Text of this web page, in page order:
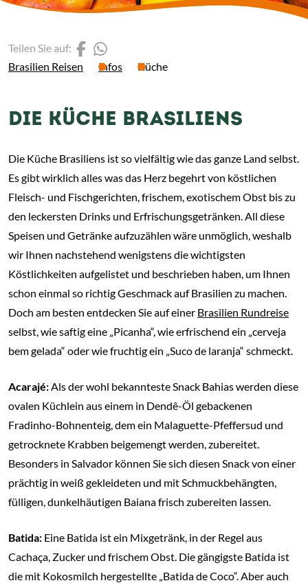
Brasilien Reisen Infos Küche
Teilen Sie auf: (Link öffnet einen neuen
DIE KÜCHE BRASILIENS
Die Küche Brasiliens ist so vielfältig wie das ganze Land selbst.
Es gibt wirklich alles was das Herz begehrt von köstlichen
Fleisch- und Fischgerichten, frischem, exotischem Obst bis zu
den leckersten Drinks und Erfrischungsgetränken. All diese
Speisen und Getränke aufzuzählen wäre unmöglich, weshalb
wir Ihnen nachstehend wenigstens die wichtigsten
Köstlichkeiten aufgelistet und beschrieben haben, um Ihnen
schon einmal so richtig Geschmack auf Brasilien zu machen.
Doch am besten entdecken Sie auf einer Brasilien Rundreise
selbst, wie saftig eine „Picanha“, wie erfrischend ein „cerveja
bem gelada“ oder wie fruchtig ein „Suco de laranja“ schmeckt.
Acarajé:Als der wohl bekannteste Snack Bahias werden diese
ovalen Küchlein aus einem in Dendê-Öl gebackenen
Fradinho-Bohnenteig, dem ein Malaguette-Pfeffersud und
getrocknete Krabben beigemengt werden, zubereitet.
Besonders in Salvador können Sie sich diesen Snack von einer
prächtig in weiß gekleideten und mit Schmuckbehängten,
fülligen, dunkelhäutigen Baiana frisch zubereiten lassen.
Batida: Eine Batida ist ein Mixgetränk, in der Regel aus
Cachaça, Zucker und frischem Obst. Die gängigste Batida ist
die mit Kokosmilch hergestellte „Batida de Coco“. Aber auch